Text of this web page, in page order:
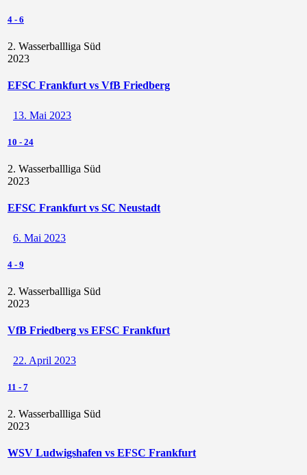
4 - 6
2. Wasserballliga Süd
2023
EFSC Frankfurt vs VfB Friedberg
13. Mai 2023
10 - 24
2. Wasserballliga Süd
2023
EFSC Frankfurt vs SC Neustadt
6. Mai 2023
4 - 9
2. Wasserballliga Süd
2023
VfB Friedberg vs EFSC Frankfurt
22. April 2023
11 - 7
2. Wasserballliga Süd
2023
WSV Ludwigshafen vs EFSC Frankfurt